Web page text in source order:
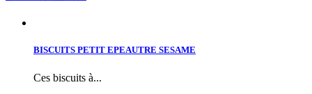
BISCUITS PETIT EPEAUTRE SESAME
Ces biscuits à...